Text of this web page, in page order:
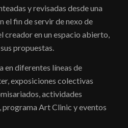
y revisadas desde una
el fin de servir de nexo de
creador en un espacio abierto,
propuestas.
en diferentes líneas de
exposiciones colectivas
actividades
Art Clinic y eventos